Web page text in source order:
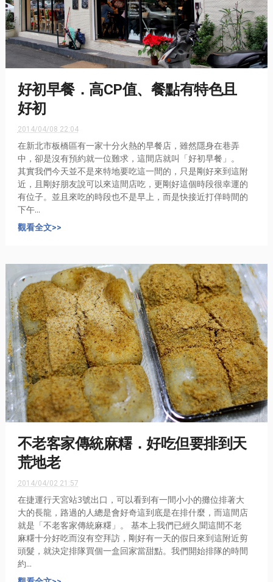
好初早餐．高CP值、餐點有特色且
好初
2014/04/08 22:04
在新北市板橋區有一家十分火熱的早餐店，雖然隱身在巷弄
中，卻是沒有預約就一位難求，這間店就叫「好初早餐」。
其實我們今天並不是來特地要吃這一間的，只是剛好來到這附
近，且剛好朋友說可以來這間店吃，更剛好這個時段很幸運的
有位子。並且來吃的時段也不是早上，而是快接近打佯時間的
下午...
觀看全文>>
不老客家傳統麻糬．好吃但要排到天
荒地老
2014/04/02 21:57
在捷運行天宮站3號出口，可以看到有一間小小的攤位排著大
大的長龍，路過的人總是會好奇這到底是在排什麼，而這間店
就是「不老客家傳統麻糬」。 基本上我們已經久聞這間不老
麻糬十分好吃而沒有空拜訪，剛好有一天的假日來到這附近剪
頭髮，就決定排隊買個一盒回家當甜點。我們開始排隊的時間
約...